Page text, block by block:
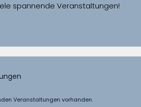
spannende Veranstaltungen!
Veranstaltungen vorhanden.